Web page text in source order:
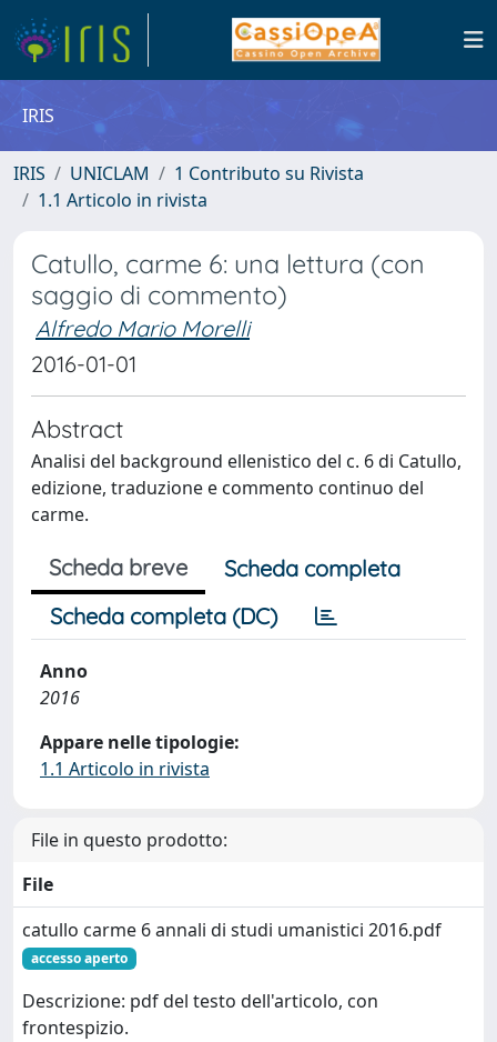
IRIS
IRIS UNICLAM
1 Contributo su Rivista
1.1 Articolo in rivista
Catullo, carme 6: una lettura (con
saggio di commento)
Alfredo Mario Morelli
2016-01-01
Abstract
Analisi del background ellenistico del c. 6 di Catullo,
edizione, traduzione e commento continuo del
carme.
Scheda breve
Scheda completa
Scheda completa (DC)
Anno
2016
Appare nelle tipologie:
1.1 Articolo in rivista
File in questo prodotto:
File
catullo carme 6 annali di studi umanistici 2016.pdf
accesso aperto
Descrizione: pdf del testo dell'articolo, con
frontespizio.